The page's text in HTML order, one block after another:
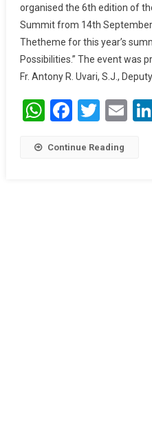
organised the 6th edition of
Summit from 14th
Thetheme for this year’s
Possibilities.” The event was
Fr. Antony R. Uvari, S.J.,
WhatsApp
Continue Reading